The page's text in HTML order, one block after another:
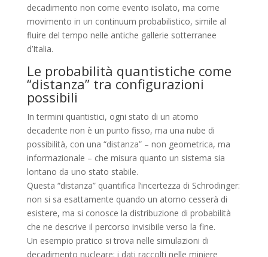
decadimento non come evento isolato, ma come
movimento in un continuum probabilistico, simile al
fluire del tempo nelle antiche gallerie sotterranee
d’Italia.
Le probabilità quantistiche come
“distanza” tra configurazioni
possibili
In termini quantistici, ogni stato di un atomo
decadente non è un punto fisso, ma una nube di
possibilità, con una “distanza” – non geometrica, ma
informazionale – che misura quanto un sistema sia
lontano da uno stato stabile.
Questa “distanza” quantifica l’incertezza di Schrödinger:
non si sa esattamente quando un atomo cesserà di
esistere, ma si conosce la distribuzione di probabilità
che ne descrive il percorso invisibile verso la fine.
Un esempio pratico si trova nelle simulazioni di
decadimento nucleare: i dati raccolti nelle miniere